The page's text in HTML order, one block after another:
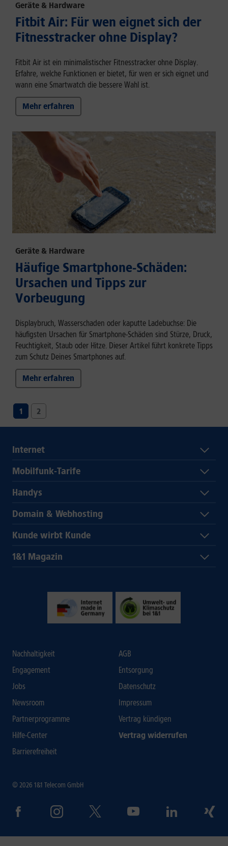
Geräte & Hardware
Fitbit Air: Für wen eignet sich der
Fitnesstracker ohne Display?
Fitbit Air ist ein minimalistischer Fitnesstracker ohne Display.
Erfahre, welche Funktionen er bietet, für wen er sich eignet und
wann eine Smartwatch die bessere Wahl ist.
Mehr erfahren
Geräte & Hardware
Häufige Smartphone-Schäden:
Ursachen und Tipps zur
Vorbeugung
Displaybruch, Wasserschaden oder kaputte Ladebuchse: Die
häufigsten Ursachen für Smartphone-Schäden sind Stürze, Druck,
Feuchtigkeit, Staub oder Hitze. Dieser Artikel führt konkrete Tipps
zum Schutz Deines Smartphones auf.
Mehr erfahren
1 2
Internet
Mobilfunk-Tarife
Handys
Domain & Webhosting
Kunde wirbt Kunde
1&1 Magazin
Nachhaltigkeit
Engagement
Jobs
Newsroom
Partnerprogramme
Hilfe-Center
Barrierefreiheit
AGB
Entsorgung
Datenschutz
Impressum
Vertrag kündigen
Vertrag widerrufen
© 2026 1&1 Telecom GmbH